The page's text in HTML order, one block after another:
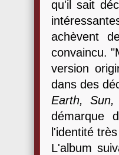
qu'il sait
achèvent
convaincu.
version
dans des
Earth, Sun,
démarque
l'identité
L'album